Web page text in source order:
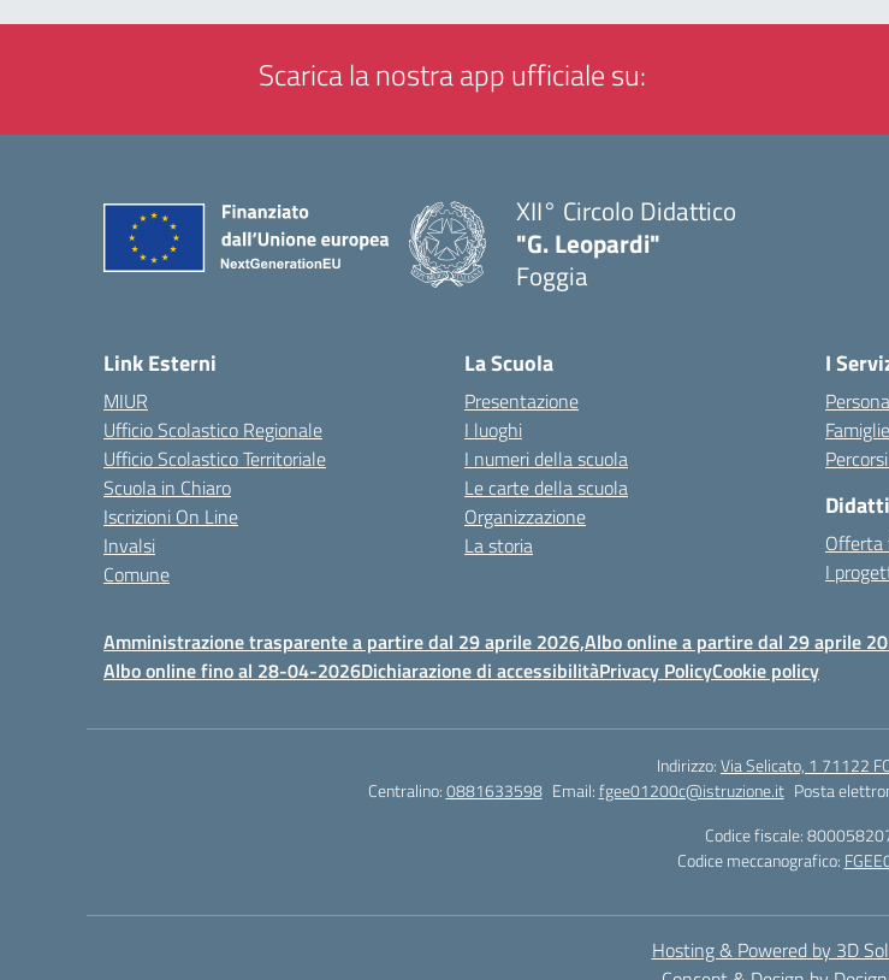
Scarica la nostra app ufficiale su:
XII° Circolo Didattico
"G. Leopardi"
Foggia
Link Esterni
MIUR
Ufficio Scolastico Regionale
Ufficio Scolastico Territoriale
Scuola in Chiaro
Iscrizioni On Line
Invalsi
Comune
La Scuola
Presentazione
I luoghi
I numeri della scuola
Le carte della scuola
Organizzazione
La storia
I
I
Amministrazione trasparente a partire dal 29 aprile 2026,Albo online a partire dal 29 aprile
Albo online fino al 28-04-2026Dichiarazione di accessibilitàPrivacy PolicyCookie policy
Indirizzo:Via Selicato, 1 71122
Centralino:0881633598 Email:fgee01200c@istruzione.it Posta
Codice fiscale:
Codice meccanografico:
Hosting & Powered by 3D